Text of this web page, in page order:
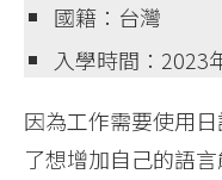
國籍：台灣
入學時間：2023
因為工作需要使用
了想增加自己的語